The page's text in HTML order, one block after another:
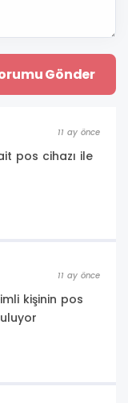
11 ay önce
pos cihazı ile
11 ay önce
kişinin pos